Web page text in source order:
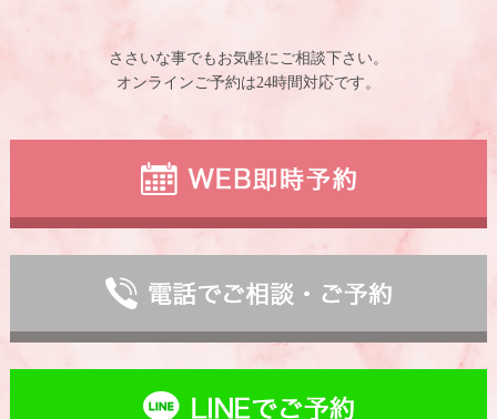
ささいな事でもお気軽にご相談下さい。
オンラインご予約は24時間対応です。